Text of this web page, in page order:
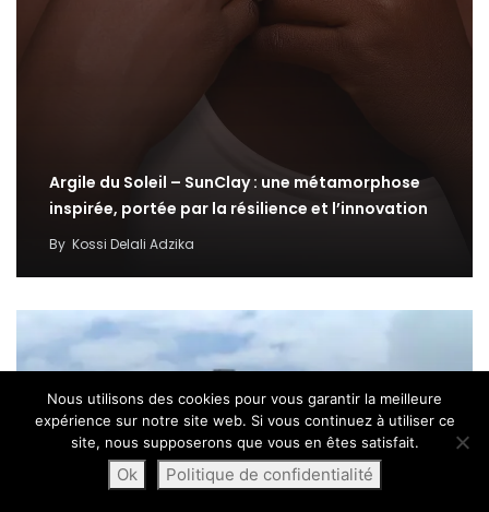
Argile du Soleil – SunClay : une métamorphose
inspirée, portée par la résilience et l’innovation
By Kossi Delali Adzika
Nous utilisons des cookies pour vous garantir la meilleure
expérience sur notre site web. Si vous continuez à utiliser ce
site, nous supposerons que vous en êtes satisfait.
Ok Politique de confidentialité